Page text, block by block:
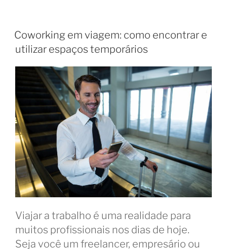
Coworking em viagem: como encontrar e
utilizar espaços temporários
Viajar a trabalho é uma realidade para
muitos profissionais nos dias de hoje.
Seja você um freelancer, empresário ou